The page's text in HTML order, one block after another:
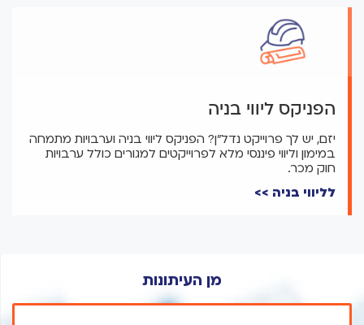
הפניקס ליווי בניה
יזם, יש לך פרוייקט נדל"ן? הפניקס ליווי בניה וערבויות מתמחה
במימון וליווי פיננסי מלא לפרוייקטים למגורים כולל ערבויות
חוק מכר.
לליווי בניה >>
מן העיתונות